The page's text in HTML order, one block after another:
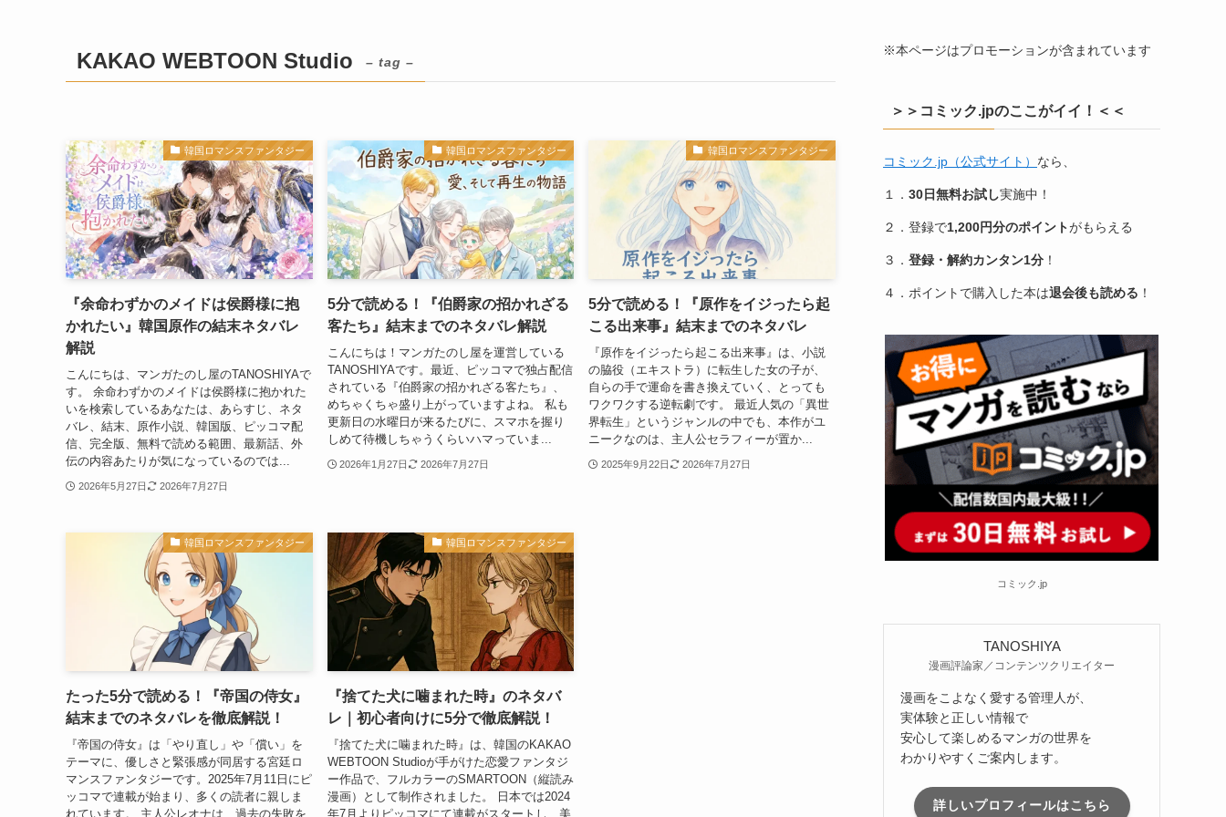
KAKAO WEBTOON Studio – tag –
韓国ロマンスファンタジー
『余命わずかのメイドは侯爵様に抱
かれたい』韓国原作の結末ネタバレ
解説
こんにちは、マンガたのし屋のTANOSHIYAで
す。 余命わずかのメイドは侯爵様に抱かれた
いを検索しているあなたは、あらすじ、ネタ
バレ、結末、原作小説、韓国版、ピッコマ配
信、完全版、無料で読める範囲、最新話、外
伝の内容あたりが気になっているのでは...
2026年5月27日 2026年7月27日
韓国ロマンスファンタジー
5分で読める！『伯爵家の招かれざる
客たち』結末までのネタバレ解説
こんにちは！マンガたのし屋を運営している
TANOSHIYAです。最近、ピッコマで独占配信
されている『伯爵家の招かれざる客たち』、
めちゃくちゃ盛り上がっていますよね。 私も
更新日の水曜日が来るたびに、スマホを握り
しめて待機しちゃうくらいハマっていま...
2026年1月27日 2026年7月27日
韓国ロマンスファンタジー
5分で読める！『原作をイジったら起
こる出来事』結末までのネタバレ
『原作をイジったら起こる出来事』は、小説
の脇役（エキストラ）に転生した女の子が、
自らの手で運命を書き換えていく、とっても
ワクワクする逆転劇です。 最近人気の「異世
界転生」というジャンルの中でも、本作がユ
ニークなのは、主人公セラフィーが置か...
2025年9月22日 2026年7月27日
韓国ロマンスファンタジー
たった5分で読める！『帝国の侍女』
結末までのネタバレを徹底解説！
『帝国の侍女』は「やり直し」や「償い」を
テーマに、優しさと緊張感が同居する宮廷ロ
マンスファンタジーです。2025年7月11日にピ
ッコマで連載が始まり、多くの読者に親しま
れています。 主人公レオナは、過去の失敗を
韓国ロマンスファンタジー
『捨てた犬に噛まれた時』のネタバ
レ｜初心者向けに5分で徹底解説！
『捨てた犬に噛まれた時』は、韓国のKAKAO
WEBTOON Studioが手がけた恋愛ファンタジ
ー作品で、フルカラーのSMARTOON（縦読み
漫画）として制作されました。 日本では2024
年7月よりピッコマにて連載がスタートし、美
※本ページはプロモーションが含まれています
＞＞コミック.jpのここがイイ！＜＜
コミック.jp（公式サイト） なら、
１． 30日無料お試し実施中！
２．登録で1,200円分のポイントがもらえる
３． 登録・解約カンタン1分 ！
４．ポイントで購入した本は退会後も読める ！
コミック.jp
TANOSHIYA
漫画評論家／コンテンツクリエイター
漫画をこよなく愛する管理人が、
実体験と正しい情報で
安心して楽しめるマンガの世界を
わかりやすくご案内します。
詳しいプロフィールはこちら